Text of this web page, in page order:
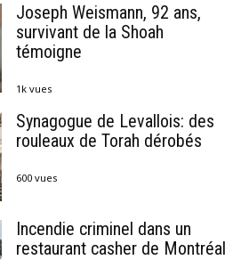
Joseph Weismann, 92 ans,
survivant de la Shoah
témoigne
1k vues
Synagogue de Levallois: des
rouleaux de Torah dérobés
600 vues
Incendie criminel dans un
restaurant casher de Montréal